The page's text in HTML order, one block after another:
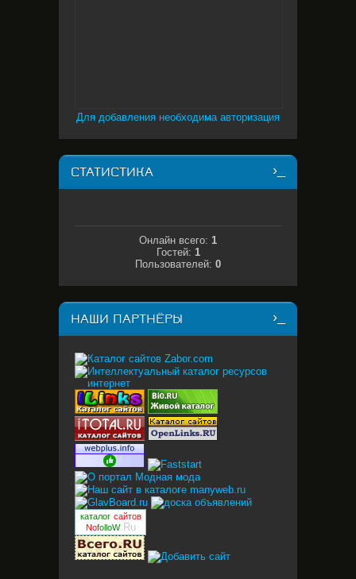
Для добавления необходима авторизация
СТАТИСТИКА
Онлайн всего: 1
Гостей: 1
Пользователей: 0
НАШИ ПАРТНЁРЫ
каталог сайтов
NofolloW.Ru